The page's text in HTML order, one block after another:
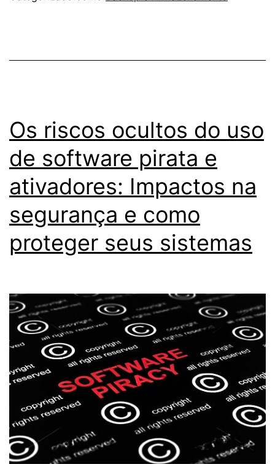
das
empresas
Os riscos ocultos do uso
de software pirata e
ativadores: Impactos na
segurança e como
proteger seus sistemas